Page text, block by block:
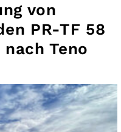
von
PR-TF 58
Teno